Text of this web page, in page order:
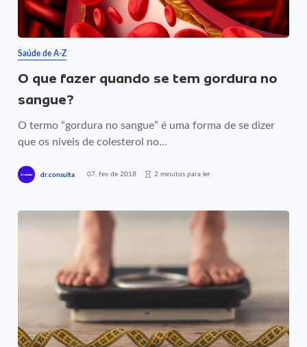
Saúde de A-Z
O que fazer quando se tem gordura no
sangue?
O termo “gordura no sangue” é uma forma de se dizer
que os níveis de colesterol no...
dr.consulta 07, fev de 2018 2 minutos para ler